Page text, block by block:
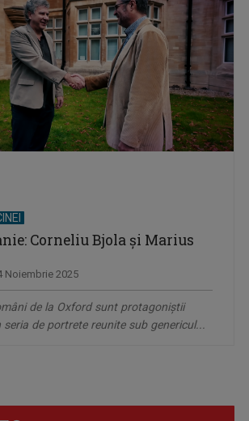
Corneliu Bjola și Marius
Noiembrie 2025
de la Oxford sunt protagoniştii
seria de portrete reunite sub genericul...